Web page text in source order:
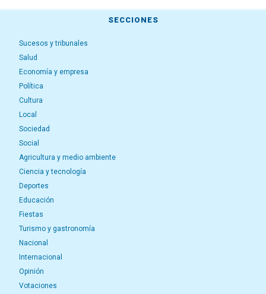
SECCIONES
Sucesos y tribunales
Salud
Economía y empresa
Política
Cultura
Local
Sociedad
Social
Agricultura y medio ambiente
Ciencia y tecnología
Deportes
Educación
Fiestas
Turismo y gastronomía
Nacional
Internacional
Opinión
Votaciones